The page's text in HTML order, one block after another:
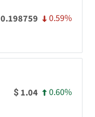
0.198759 0.59%
$ 1.04 0.60%